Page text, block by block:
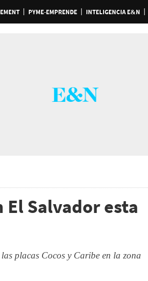
PYME-EMPRENDE INTELIGENCIA E&N
El Salvador esta
placas Cocos y Caribe en la zona